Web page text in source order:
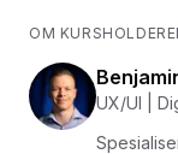
OM
UX/UI |